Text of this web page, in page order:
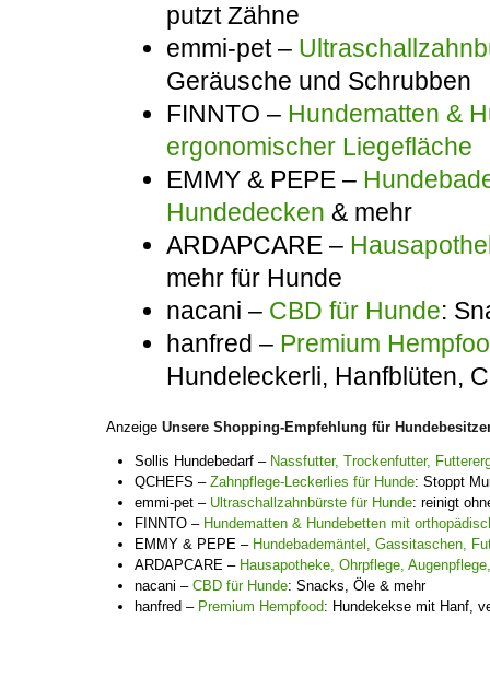
putzt Zähne
emmi-pet –
Geräusche und Schrubben
FINNTO – Hundematten &
ergonomischer Liegefläche
EMMY & PEPE –
Hundedecken & mehr
ARDAPCARE –
mehr für Hunde
nacani – CBD für Hunde:
hanfred – Premium
Hundeleckerli, Hanfblüten,
Anzeige Unsere Shopping-Empfehlung für
Sollis Hundebedarf – Nassfutter, Trockenfutter,
QCHEFS – Zahnpflege-Leckerlies für Hunde: Stoppt
emmi-pet – Ultraschallzahnbürste für Hunde: reinigt
FINNTO – Hundematten & Hundebetten mit
EMMY & PEPE – Hundebademäntel, Gassitaschen,
ARDAPCARE – Hausapotheke, Ohrpflege,
nacani – CBD für Hunde: Snacks, Öle & mehr
hanfred – Premium Hempfood: Hundekekse mit Hanf,